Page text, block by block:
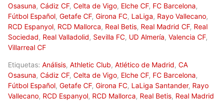
Osasuna, Cádiz CF, Celta de Vigo, Elche CF, FC Barcelona,
Fútbol Español, Getafe CF, Girona FC, LaLiga, Rayo Vallecano,
RCD Espanyol, RCD Mallorca, Real Betis, Real Madrid CF, Real
Sociedad, Real Valladolid, Sevilla FC, UD Almería, Valencia CF,
Villarreal CF
Etiquetas: Análisis, Athletic Club, Atlético de Madrid, CA
Osasuna, Cádiz CF, Celta de Vigo, Elche CF, FC Barcelona,
Fútbol Español, Getafe CF, Girona FC, LaLiga Santander, Rayo
Vallecano, RCD Espanyol, RCD Mallorca, Real Betis, Real Madrid